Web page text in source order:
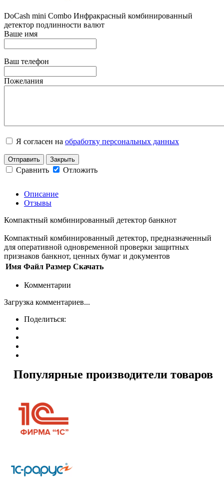
DoCash mini Combo Инфракрасный комбинированный
детектор подлинности валют
Ваше имя
Ваш телефон
Пожелания
Я согласен на обработку персональных данных
Отправить Закрыть
Сравнить Отложить
Описание
Отзывы
Компактный комбинированный детектор банкнот
Компактный комбинированный детектор, предназначенный
для оперативной одновременной проверки защитных
признаков банкнот, ценных бумаг и документов
Имя Файл Размер Скачать
Комментарии
Загрузка комментариев...
Поделиться:
Популярные производители товаров